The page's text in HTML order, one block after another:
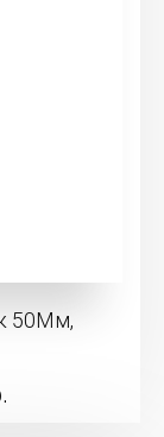
50Мм,